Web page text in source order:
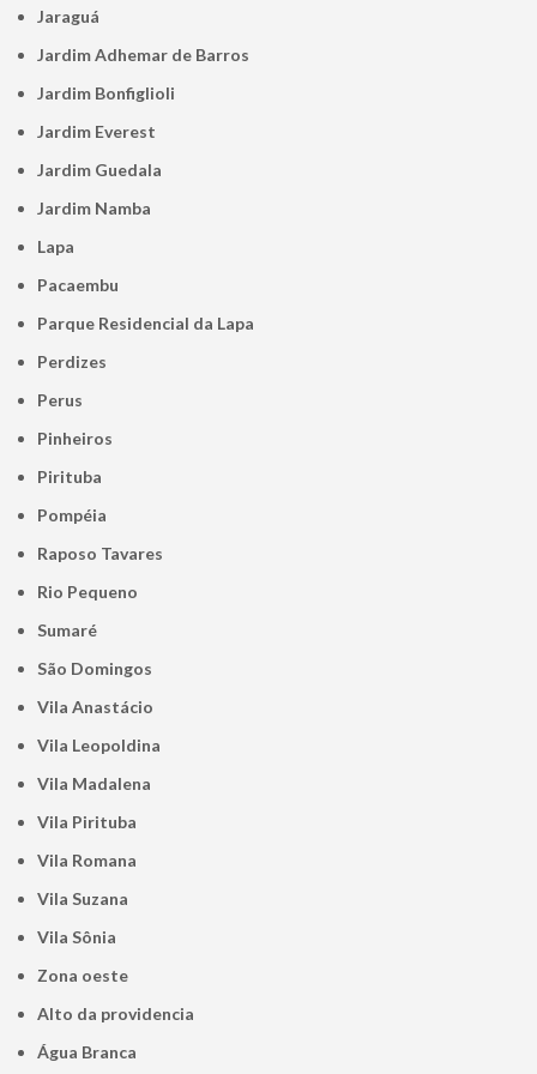
Jaraguá
Jardim Adhemar de Barros
Jardim Bonfiglioli
Jardim Everest
Jardim Guedala
Jardim Namba
Lapa
Pacaembu
Parque Residencial da Lapa
Perdizes
Perus
Pinheiros
Pirituba
Pompéia
Raposo Tavares
Rio Pequeno
Sumaré
São Domingos
Vila Anastácio
Vila Leopoldina
Vila Madalena
Vila Pirituba
Vila Romana
Vila Suzana
Vila Sônia
Zona oeste
alto da providencia
Água Branca